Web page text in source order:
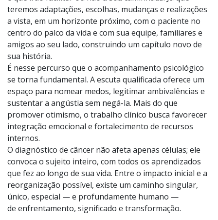
habilidades pessoais construídos ao longo de sua vida
e que irão facilitar ou não a sua caminhada. Já que
teremos adaptações, escolhas, mudanças e realizações
a vista, em um horizonte próximo, com o paciente no
centro do palco da vida e com sua equipe, familiares e
amigos ao seu lado, construindo um capítulo novo de
sua história.
É nesse percurso que o acompanhamento psicológico
se torna fundamental. A escuta qualificada oferece um
espaço para nomear medos, legitimar ambivalências e
sustentar a angústia sem negá-la. Mais do que
promover otimismo, o trabalho clínico busca favorecer
integração emocional e fortalecimento de recursos
internos.
O diagnóstico de câncer não afeta apenas células; ele
convoca o sujeito inteiro, com todos os aprendizados
que fez ao longo de sua vida. Entre o impacto inicial e a
reorganização possível, existe um caminho singular,
único, especial — e profundamente humano —